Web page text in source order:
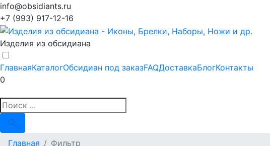
info@obsidiants.ru
+7 (993) 917-12-16
Изделия из обсидиана
ГлавнаяКаталогОбсидиан под заказFAQДоставкаБлогКонтакты
0
Главная Фильтр